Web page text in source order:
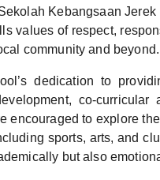
Kebangsaan
values of respect,
community and beyond.
dedication to
co-
encouraged to explore
sports, arts, and
but also